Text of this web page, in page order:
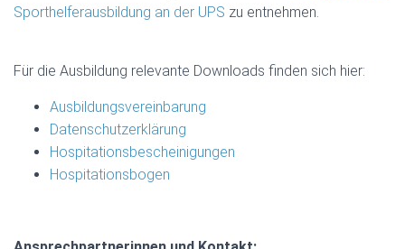
Sporthelferausbildung an der UPS zu entnehmen.
Für die Ausbildung relevante Downloads finden sich hier:
Ausbildungsvereinbarung
Datenschutzerklärung
Hospitationsbescheinigungen
Hospitationsbogen